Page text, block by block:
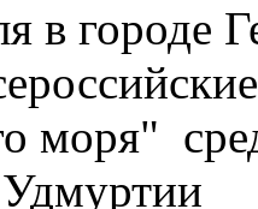
в городе
моря"